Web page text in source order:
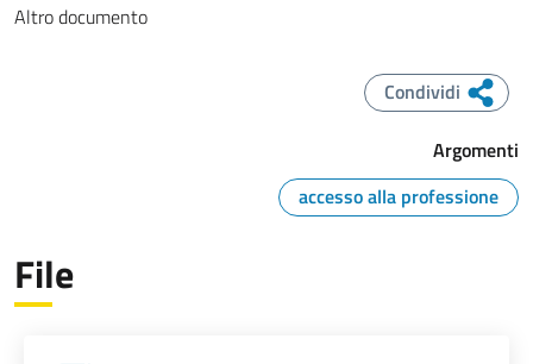
Altro documento
Condividi
Argomenti
accesso alla professione
File